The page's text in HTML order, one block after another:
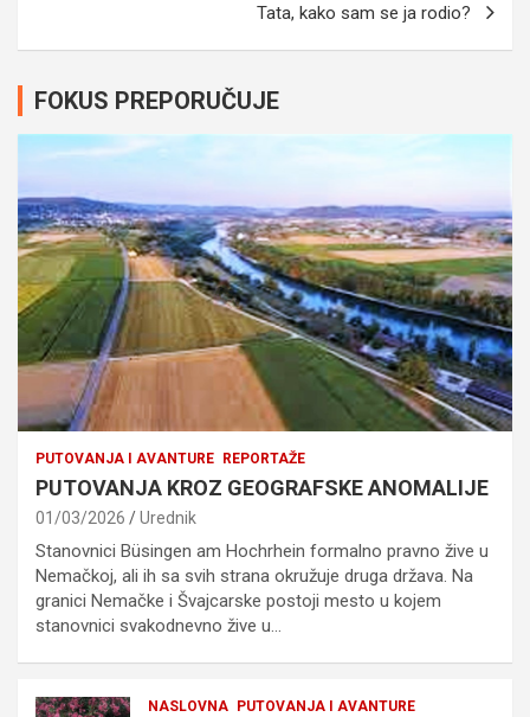
Tata, kako sam se ja rodio?
FOKUS PREPORUČUJE
PUTOVANJA I AVANTURE REPORTAŽE
PUTOVANJA KROZ GEOGRAFSKE ANOMALIJE
01/03/2026 Urednik
Stanovnici Büsingen am Hochrhein formalno pravno žive u
Nemačkoj, ali ih sa svih strana okružuje druga država. Na
granici Nemačke i Švajcarske postoji mesto u kojem
stanovnici svakodnevno žive u…
NASLOVNA PUTOVANJA I AVANTURE